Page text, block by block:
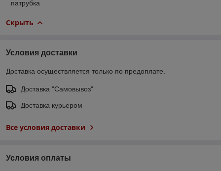
патрубка
Скрыть
Условия доставки
Доставка осуществляется только по предоплате.
Доставка "Самовывоз"
Доставка курьером
Все условия доставки
Условия оплаты